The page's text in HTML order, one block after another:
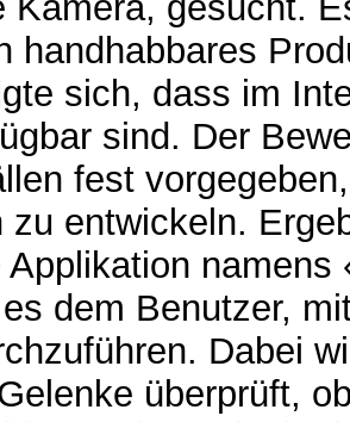
handhabbares
sich, dass im
sind. Der
fest
zu entwickeln.
Applikation
dem Benutzer,
Dabei
überprüft,